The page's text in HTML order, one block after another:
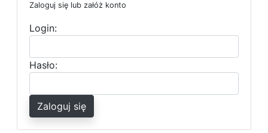
Zaloguj się lub załóż konto
Login:
Hasło:
Zaloguj się